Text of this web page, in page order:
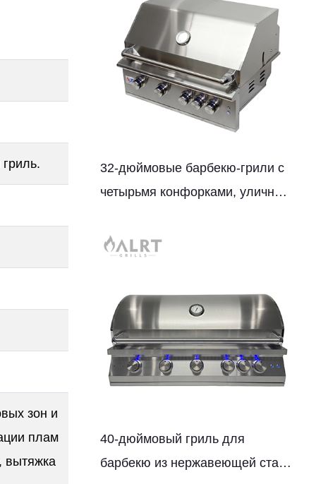
зон и
плам
вытяжка
32-дюймовые барбекю-грили с
четырьмя конфорками, уличные
40-дюймовый гриль для
барбекю из нержавеющей стали